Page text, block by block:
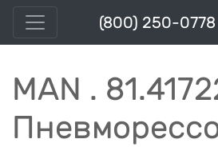
(800) 250-0778
MAN .